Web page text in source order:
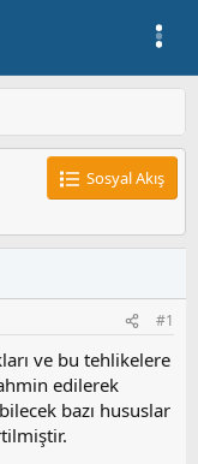
Sosyal Akış
#1
ve bu tehlikelere
edilerek
bazı hususlar